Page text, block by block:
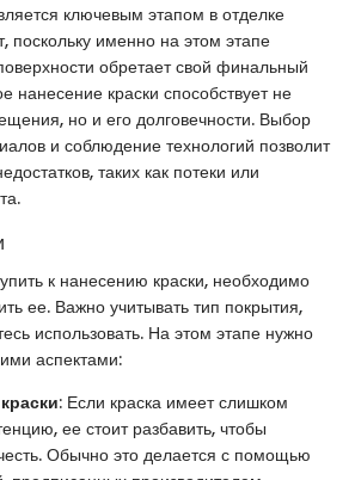
ключевым этапом в отделке
поскольку именно на этом этапе
обретает свой финальный
нанесение краски способствует не
но и его долговечности. Выбор
и соблюдение технологий позволит
таких как потеки или
к нанесению краски, необходимо
ее. Важно учитывать тип покрытия,
использовать. На этом этапе нужно
аспектами:
: Если краска имеет слишком
ее стоит разбавить, чтобы
Обычно это делается с помощью